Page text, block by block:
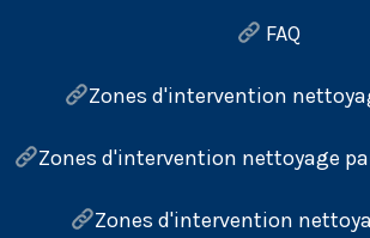
FAQ
Zones d'intervention
Zones d'intervention nettoyage
Zones d'intervention